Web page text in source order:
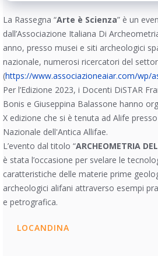
La Rassegna “Arte è Scienza” è un
dall’Associazione Italiana Di
anno, presso musei e siti archeologici
nazionale, numerosi ricercatori del
(https://www.associazioneaiar.com/wp/
Per l’Edizione 2023, i Docenti DiSTAR
Bonis e Giuseppina Balassone hanno
X edizione che si è tenuta ad Alife
Nazionale dell'Antica Allifae.
L’evento dal titolo “ARCHEOMETRIA
è stata l’occasione per svelare le
caratteristiche delle materie prime
archeologici alifani attraverso esempi
e petrografica.
LOCANDINA